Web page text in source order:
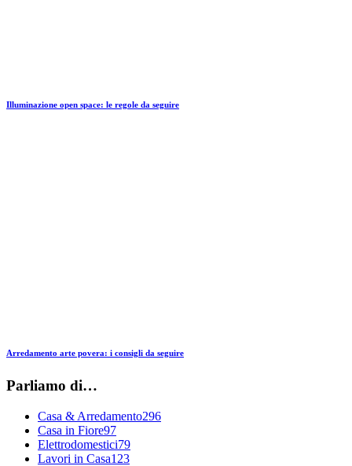
Illuminazione open space: le regole da seguire
Arredamento arte povera: i consigli da seguire
Parliamo di…
Casa & Arredamento296
Casa in Fiore97
Elettrodomestici79
Lavori in Casa123